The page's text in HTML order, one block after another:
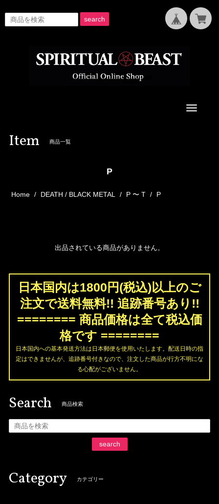
search
Toggle
Item 商品一覧
P
Home DEATH / BLACK METAL P 〜 T P
出品されている商品がありません。
日本国内は1800円(税込)以上のご
注文で送料無料!! 追跡番号あり!!
======== 商品価格は全て税込価
格です ========
日本国内への基本発送方法は日本郵便を使用いたします。配送日時の指
定はできませんが、追跡番号付きなので、注文した商品が行方不明にな
る心配がございません。
Search 商品検索
search
Category カテゴリー